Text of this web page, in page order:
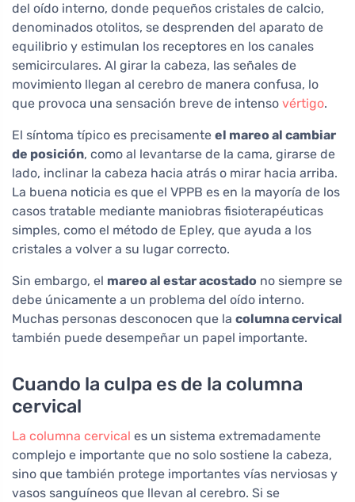
del oído interno, donde pequeños cristales de calcio,
denominados otolitos, se desprenden del aparato de
equilibrio y estimulan los receptores en los canales
semicirculares. Al girar la cabeza, las señales de
movimiento llegan al cerebro de manera confusa, lo
que provoca una sensación breve de intenso vértigo.
El síntoma típico es precisamente el mareo al cambiar
de posición, como al levantarse de la cama, girarse de
lado, inclinar la cabeza hacia atrás o mirar hacia arriba.
La buena noticia es que el VPPB es en la mayoría de los
casos tratable mediante maniobras fisioterapéuticas
simples, como el método de Epley, que ayuda a los
cristales a volver a su lugar correcto.
Sin embargo, el mareo al estar acostado no siempre se
debe únicamente a un problema del oído interno.
Muchas personas desconocen que la columna cervical
también puede desempeñar un papel importante.
Cuando la culpa es de la columna
cervical
La columna cervical es un sistema extremadamente
complejo e importante que no solo sostiene la cabeza,
sino que también protege importantes vías nerviosas y
vasos sanguíneos que llevan al cerebro. Si se